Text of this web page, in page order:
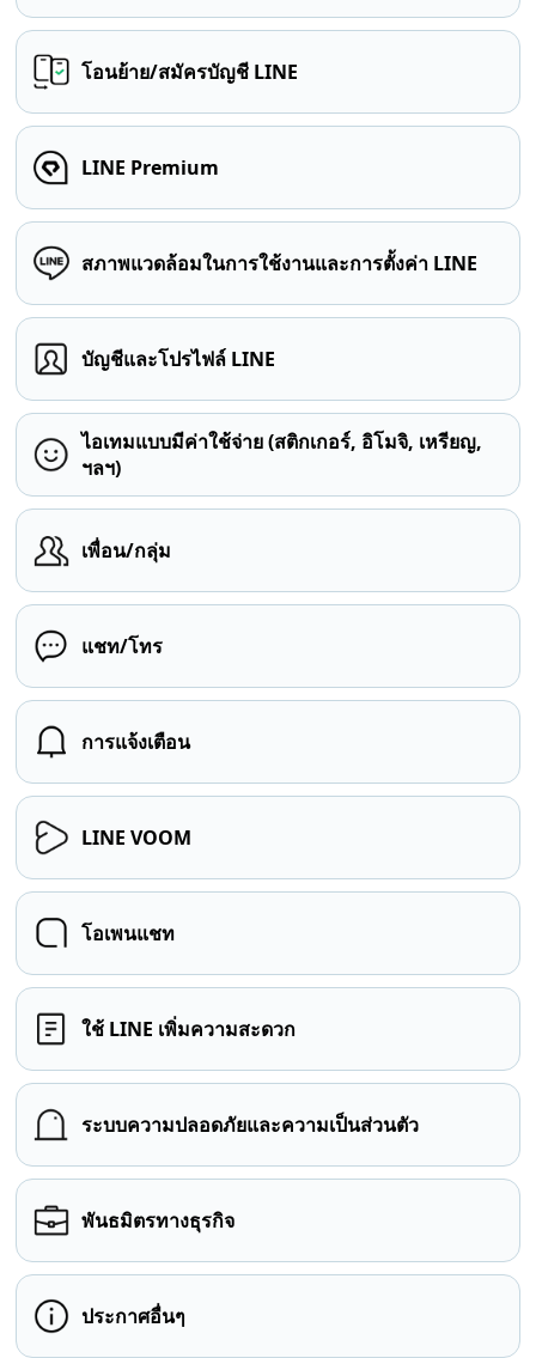
โอนย้าย/สมัครบัญชี LINE
LINE Premium
สภาพแวดล้อมในการใช้งานและการตั้งค่า LINE
บัญชีและโปรไฟล์ LINE
ไอเทมแบบมีค่าใช้จ่าย (สติกเกอร์, อิโมจิ, เหรียญ,
ฯลฯ)
เพื่อน/กลุ่ม
แชท/โทร
การแจ้งเตือน
LINE VOOM
โอเพนแชท
ใช้ LINE เพิ่มความสะดวก
ระบบความปลอดภัยและความเป็นส่วนตัว
พันธมิตรทางธุรกิจ
ประกาศอื่นๆ